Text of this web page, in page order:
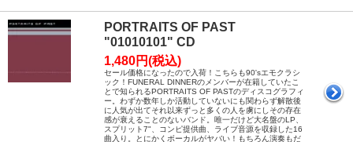
PORTRAITS OF PAST
"01010101" CD
1,480円(税込)
セール価格になったので入荷！こちらも90'sエモクラシ
ック！FUNERAL DINNERのメンバーが在籍していたこ
とで知られるPORTRAITS OF PASTのディスコグラフィ
ー。わずか数年しか活動していないにも関わらず解散後
に人気が出てそれ以来ずっと多くの人を虜にしその存在
感が衰えることのないバンド。唯一だけど大名盤のLP、
スプリット7"、コンピ提供曲、ライブ音源を収録した16
曲入り。とにかくボーカルがヤバい！もちろん演奏もだ